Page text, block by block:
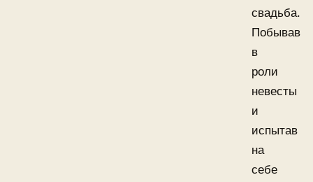
свадьба.
Побывав
в
роли
невесты
и
испытав
на
себе